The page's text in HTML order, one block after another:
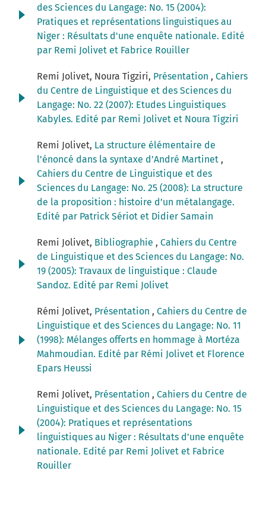
des Sciences du Langage: No. 15 (2004):
Pratiques et représentations linguistiques au
Niger : Résultats d'une enquête nationale. Edité
par Remi Jolivet et Fabrice Rouiller
Remi Jolivet, Noura Tigziri, Présentation , Cahiers
du Centre de Linguistique et des Sciences du
Langage: No. 22 (2007): Etudes Linguistiques
Kabyles. Edité par Remi Jolivet et Noura Tigziri
Remi Jolivet, La structure élémentaire de
l’énoncé dans la syntaxe d’André Martinet ,
Cahiers du Centre de Linguistique et des
Sciences du Langage: No. 25 (2008): La structure
de la proposition : histoire d’un métalangage.
Edité par Patrick Sériot et Didier Samain
Remi Jolivet, Bibliographie , Cahiers du Centre
de Linguistique et des Sciences du Langage: No.
19 (2005): Travaux de linguistique : Claude
Sandoz. Edité par Remi Jolivet
Rémi Jolivet, Présentation , Cahiers du Centre de
Linguistique et des Sciences du Langage: No. 11
(1998): Mélanges offerts en hommage à Mortéza
Mahmoudian. Edité par Rémi Jolivet et Florence
Epars Heussi
Remi Jolivet, Présentation , Cahiers du Centre de
Linguistique et des Sciences du Langage: No. 15
(2004): Pratiques et représentations
linguistiques au Niger : Résultats d'une enquête
nationale. Edité par Remi Jolivet et Fabrice
Rouiller